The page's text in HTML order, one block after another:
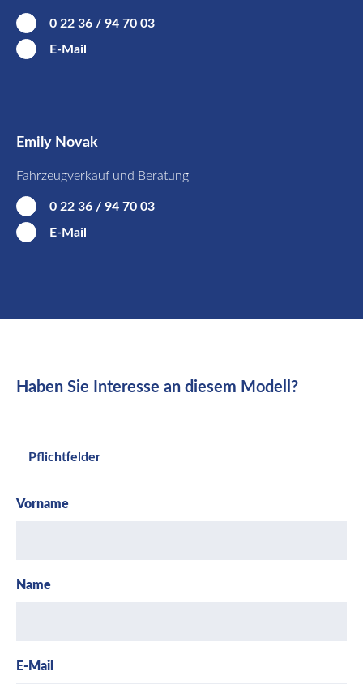
0 22 36 / 94 70 03
E-Mail
Emily Novak
Fahrzeugverkauf und Beratung
0 22 36 / 94 70 03
E-Mail
Haben Sie Interesse an diesem Modell?
Pflichtfelder
Vorname
Name
E-Mail